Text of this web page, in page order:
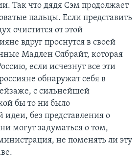
Так что дядя Сэм продолжает
пальцы. Если представить
очистится от этой
вдруг проснутся в своей
Мадлен Олбрайт, которая
если исчезнут все эти
обнаружат себя в
с сильнейшей
бы то ни было
без представления о
могут задуматься о том,
не поменять ли эту